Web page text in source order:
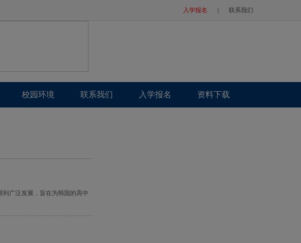
入学报名 联系我们
校园环境 联系我们 入学报名 资料下载
广泛发展，旨在为韩国的高中